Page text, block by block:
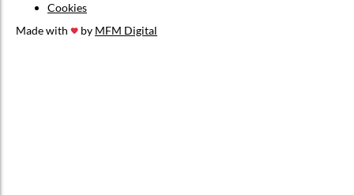
Cookies
Made with
by MFM Digital